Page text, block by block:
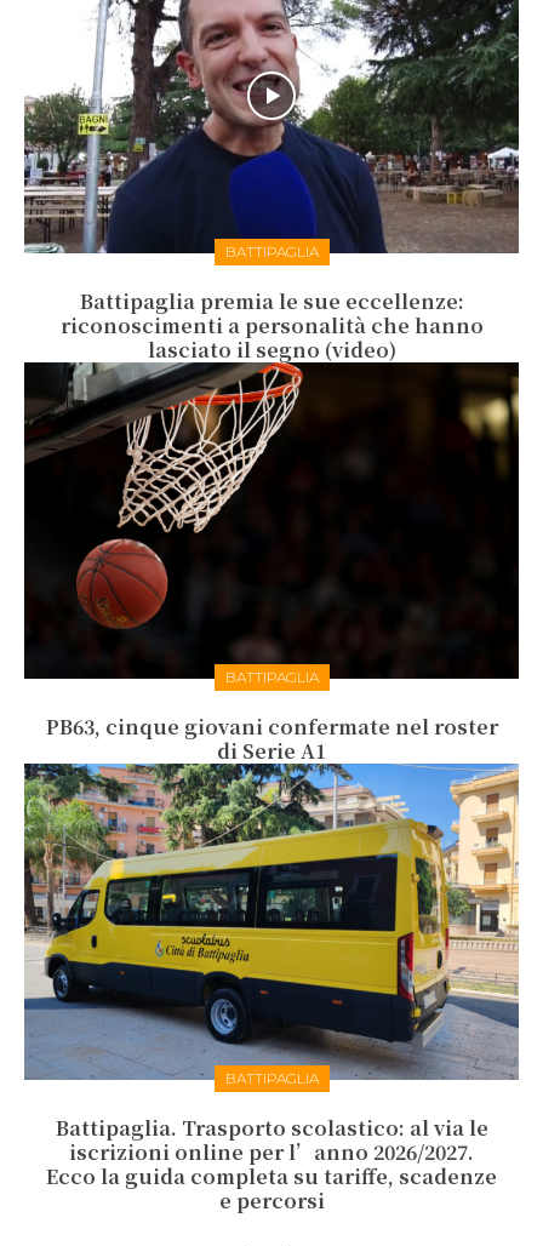
BATTIPAGLIA
Battipaglia premia le sue eccellenze:
riconoscimenti a personalità che hanno
lasciato il segno (video)
BATTIPAGLIA
PB63, cinque giovani confermate nel roster
di Serie A1
BATTIPAGLIA
Battipaglia. Trasporto scolastico: al via le
iscrizioni online per l’anno 2026/2027.
Ecco la guida completa su tariffe, scadenze
e percorsi